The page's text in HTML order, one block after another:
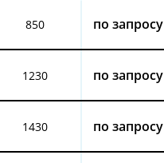
850 по запросу
1230 по запросу
1430 по запросу